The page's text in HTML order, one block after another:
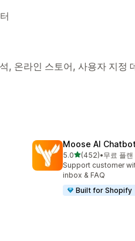
, 온라인 스토어, 사용자 지정
Moose AI
5.0별 5개 중
(452)
총 리뷰 452개
•무료 플
Support customer
inbox & FAQ
Built for Shopify